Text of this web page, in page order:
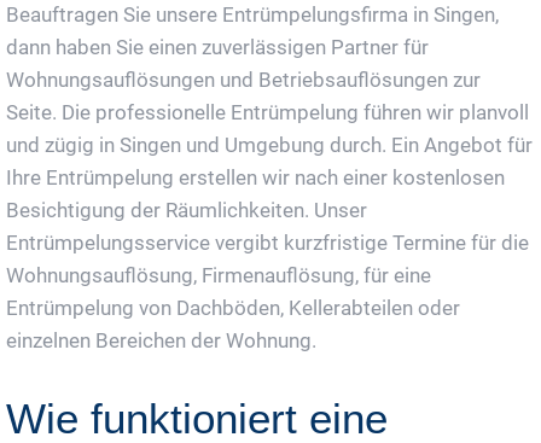
Beauftragen Sie unsere Entrümpelungsfirma in Singen,
dann haben Sie einen zuverlässigen Partner für
Wohnungsauflösungen und Betriebsauflösungen zur
Seite. Die professionelle Entrümpelung führen wir planvoll
und zügig in Singen und Umgebung durch. Ein Angebot für
Ihre Entrümpelung erstellen wir nach einer kostenlosen
Besichtigung der Räumlichkeiten. Unser
Entrümpelungsservice vergibt kurzfristige Termine für die
Wohnungsauflösung, Firmenauflösung, für eine
Entrümpelung von Dachböden, Kellerabteilen oder
einzelnen Bereichen der Wohnung.
Wie funktioniert eine